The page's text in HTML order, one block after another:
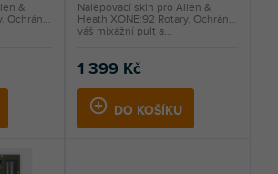
&
Ochrání
1 399 Kč
DO KOŠÍKU
Nalepovací skin pro Allen &
Heath XONE:92 Rotary. Ochrání
váš mixážní pult a...